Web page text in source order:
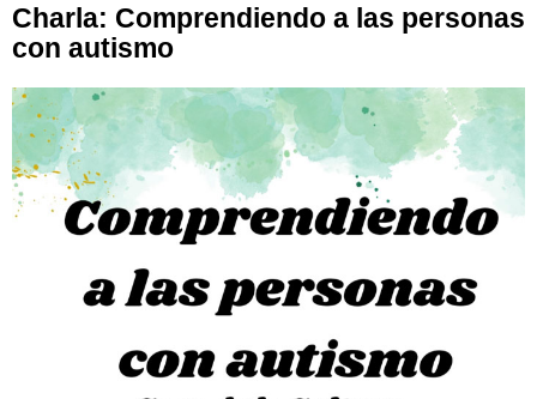
Charla: Comprendiendo a las personas
con autismo